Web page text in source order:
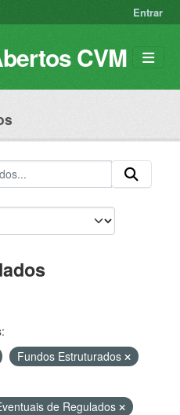
Entrar
CVM
Fundos Estruturados
de Regulados